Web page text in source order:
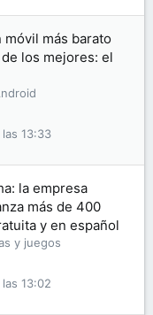
móvil más barato
los mejores: el
13:33
la empresa
más de 400
y en español
y juegos
13:02